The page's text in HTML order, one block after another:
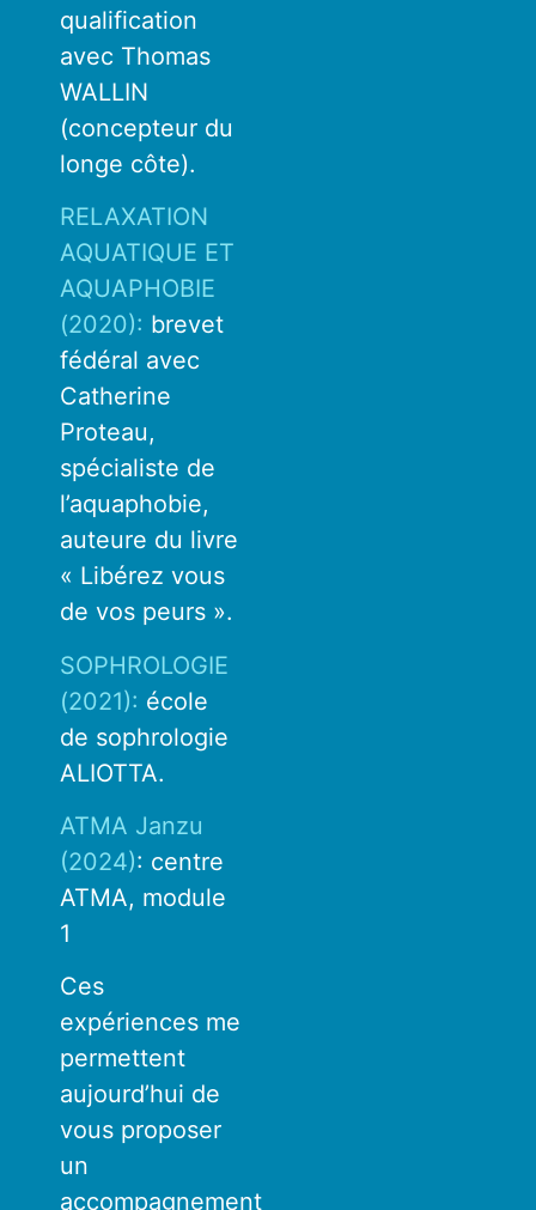
qualification
avec Thomas
WALLIN
(concepteur du
longe côte).
RELAXATION
AQUATIQUE ET
AQUAPHOBIE
(2020): brevet
fédéral avec
Catherine
Proteau,
spécialiste de
l’aquaphobie,
auteure du livre
« Libérez vous
de vos peurs ».
SOPHROLOGIE
(2021): école
de sophrologie
ALIOTTA.
ATMA Janzu
(2024): centre
ATMA, module
1
Ces
expériences me
permettent
aujourd’hui de
vous proposer
un
accompagnement